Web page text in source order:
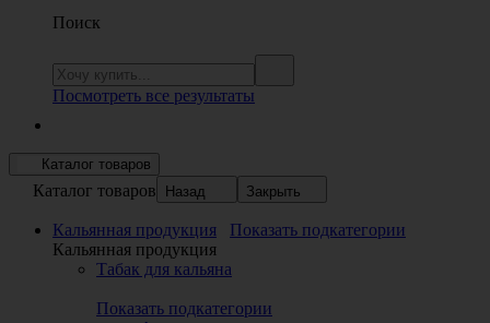
Поиск
Посмотреть все результаты
Каталог товаров
Каталог товаров Назад Закрыть
Кальянная продукция
Показать подкатегории
Кальянная продукция
Табак для кальяна
Показать подкатегории